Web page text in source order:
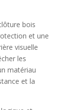
bois
et une
visuelle
les
matériau
et la